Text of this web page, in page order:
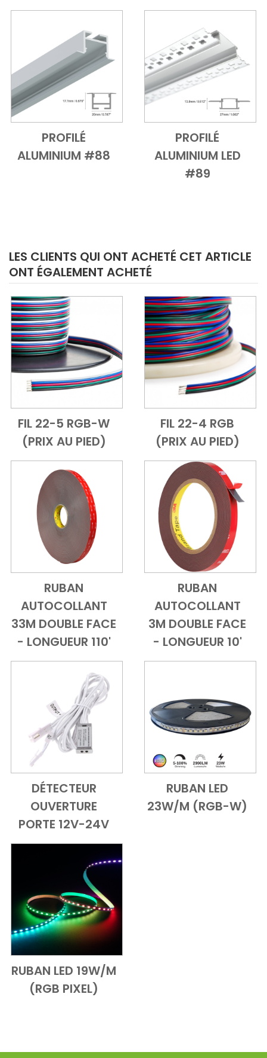
Add to CartVue d'ensemble
PROFILÉ
ALUMINIUM #88
Add to Cart
Vue
PROFILÉ
ALUMINIUM LED
#89
LES CLIENTS QUI ONT ACHETÉ CET ARTICLE
ONT ÉGALEMENT ACHETÉ
Add to Cart
Vue d'ensemble
FIL 22-5 RGB-W
(PRIX AU PIED)
Add to Cart
Vue
FIL 22-4 RGB
(PRIX AU PIED)
Add to CartVue d'ensemble
RUBAN
AUTOCOLLANT
33M DOUBLE FACE
- LONGUEUR 110'
Add to Cart
Vue
RUBAN
AUTOCOLLANT
3M DOUBLE FACE
- LONGUEUR 10'
Add to CartVue d'ensemble
DÉTECTEUR
OUVERTURE
PORTE 12V-24V
Add to Cart
Vue
RUBAN LED
23W/M (RGB-W)
Add to CartVue d'ensemble
RUBAN LED 19W/M
(RGB PIXEL)